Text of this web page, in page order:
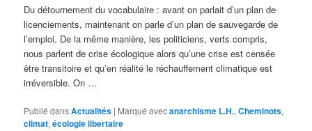
Du détournement du vocabulaire : avant on parlait d’un plan de
licenciements, maintenant on parle d’un plan de sauvegarde de
l’emploi. De la même manière, les politiciens, verts compris,
nous parlent de crise écologique alors qu’une crise est censée
être transitoire et qu’en réalité le réchauffement climatique est
irréversible. On …
Publié dansActualités | Marqué avecanarchisme L.H.,Cheminots,
climat,écologie libertaire